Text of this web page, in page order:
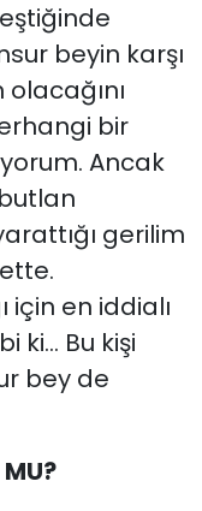
beyin karşı
bir
Ancak
gerilim
için en iddialı
ki… Bu kişi
bey de